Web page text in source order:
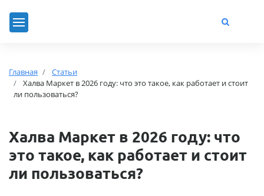
Главная
Статьи
Халва Маркет в 2026 году: что это такое, как работает и стоит
ли пользоваться?
Халва Маркет в 2026 году: что
это такое, как работает и стоит
ли пользоваться?